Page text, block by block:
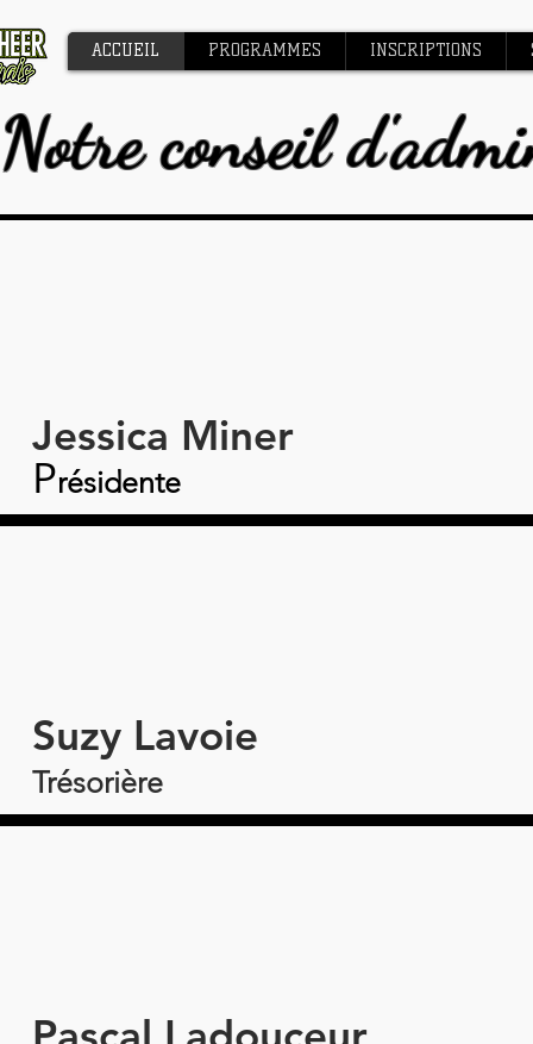
ACCUEIL PROGRAMMES INSCRIPTIONS
Notre conseil
Jessica Miner
Présidente
Suzy Lavoie
Trésorière